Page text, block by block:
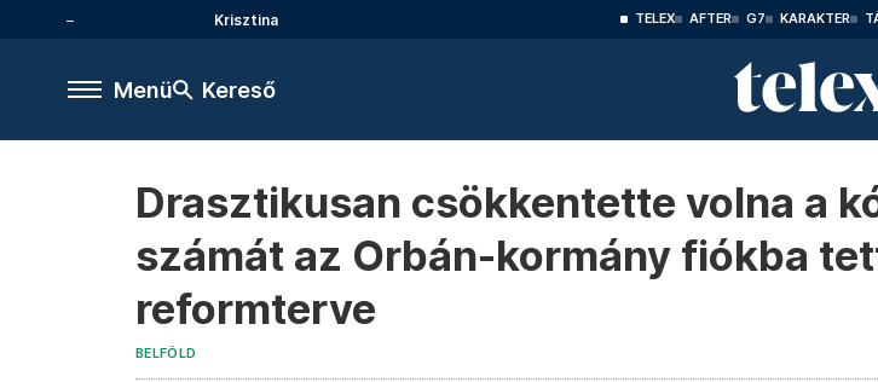
Krisztina TELEX AFTER G7 KARAKTER
Menü Kereső
Drasztikusan csökkentette volna a
számát az Orbán-kormány fiókba
reformterve
BELFÖLD